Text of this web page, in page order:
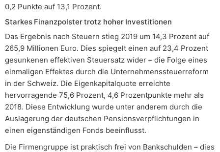
0,2 Punkte auf 13,1 Prozent.
Starkes Finanzpolster trotz hoher Investitionen
Das Ergebnis nach Steuern stieg 2019 um 14,3 Prozent auf
265,9 Millionen Euro. Dies spiegelt einen auf 23,4 Prozent
gesunkenen effektiven Steuersatz wider – die Folge eines
einmaligen Effektes durch die Unternehmenssteuerreform
in der Schweiz. Die Eigenkapitalquote erreichte
hervorragende 75,6 Prozent, 4,6 Prozentpunkte mehr als
2018. Diese Entwicklung wurde unter anderem durch die
Auslagerung der deutschen Pensionsverpflichtungen in
einen eigenständigen Fonds beeinflusst.
Die Firmengruppe ist praktisch frei von Bankschulden – dies